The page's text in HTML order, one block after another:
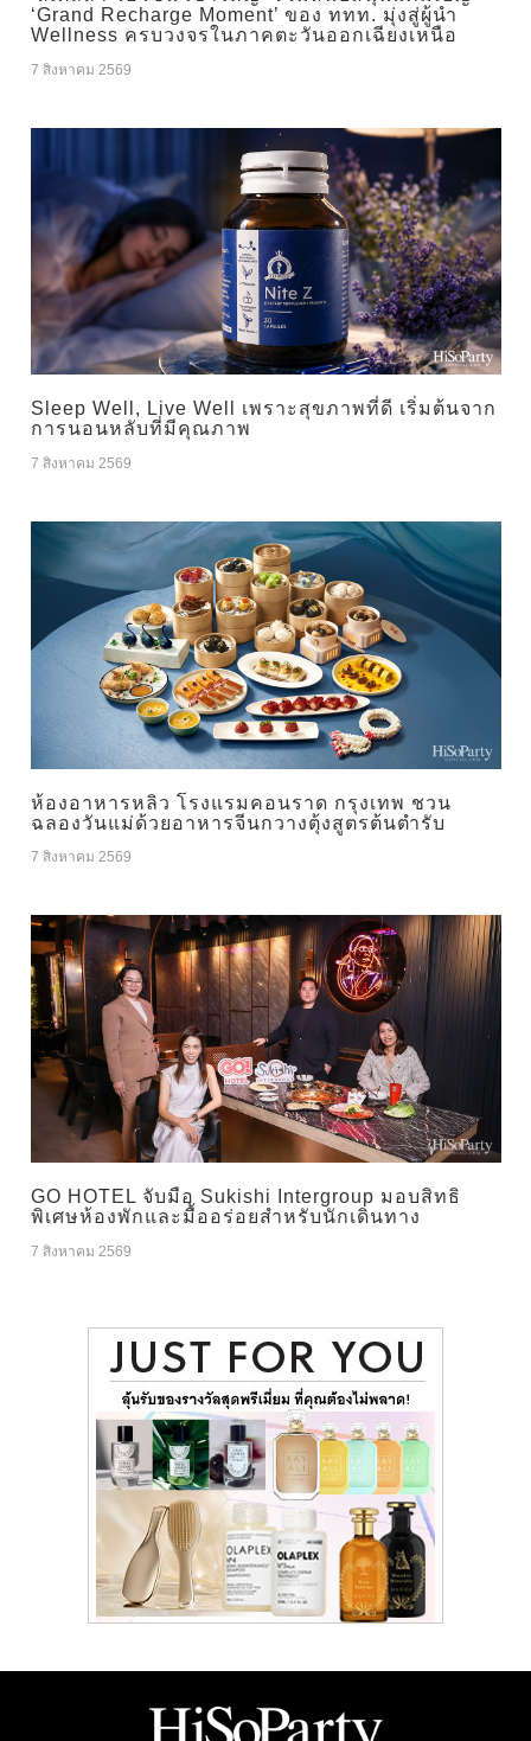
‘Grand Recharge Moment’ ของ ททท. มุ่งสู่ผู้นำ
Wellness ครบวงจรในภาคตะวันออกเฉียงเหนือ
7 สิงหาคม 2569
Sleep Well, Live Well เพราะสุขภาพที่ดี เริ่มต้นจาก
การนอนหลับที่มีคุณภาพ
7 สิงหาคม 2569
ห้องอาหารหลิว โรงแรมคอนราด กรุงเทพ ชวน
ฉลองวันแม่ด้วยอาหารจีนกวางตุ้งสูตรต้นตำรับ
7 สิงหาคม 2569
GO HOTEL จับมือ Sukishi Intergroup มอบสิทธิ
พิเศษห้องพักและมื้ออร่อยสำหรับนักเดินทาง
7 สิงหาคม 2569